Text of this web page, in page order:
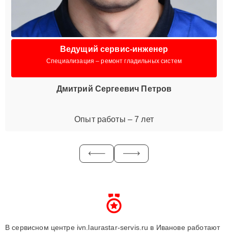
Ведущий сервис-инженер
Специализация – ремонт гладильных систем
Дмитрий Сергеевич Петров
Опыт работы – 7 лет
В сервисном центре ivn.laurastar-servis.ru в Иванове работают